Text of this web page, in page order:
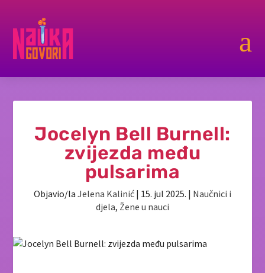
a
Jocelyn Bell Burnell:
zvijezda među
pulsarima
Objavio/la Jelena Kalinić | 15. jul 2025. | Naučnici i
djela, Žene u nauci